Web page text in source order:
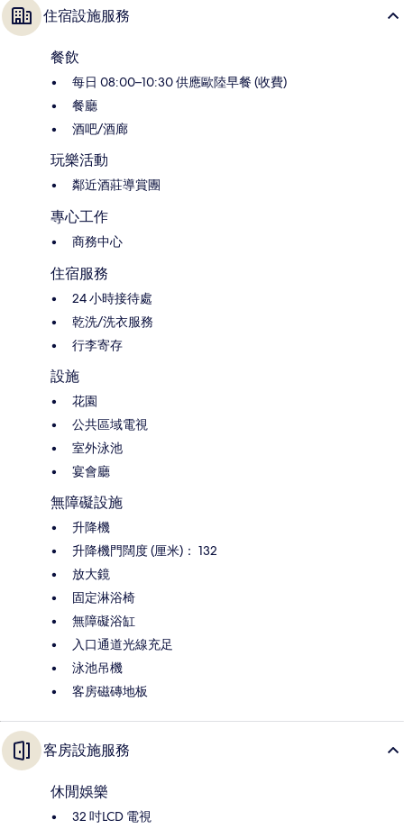
住宿設施服務
餐飲
每日 08:00–10:30 供應歐陸早餐 (收費)
餐廳
酒吧/酒廊
玩樂活動
鄰近酒莊導賞團
專心工作
商務中心
住宿服務
24 小時接待處
乾洗/洗衣服務
行李寄存
設施
花園
公共區域電視
室外泳池
宴會廳
無障礙設施
升降機
升降機門闊度 (厘米)： 132
放大鏡
固定淋浴椅
無障礙浴缸
入口通道光線充足
泳池吊機
客房磁磚地板
客房設施服務
休閒娛樂
32 吋LCD 電視